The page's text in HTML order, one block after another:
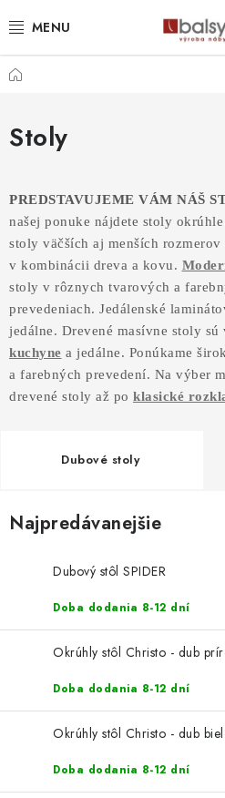
na
AKCIOVÁ PONUKA
AKUSTICKÉ PANELY S
DEKORAČNÉ LAMELY NA STENU
LAMELOVÉ 3D PANELY BIELY
LAMELOVÉ 3D PANELY ČIERNY
LAMELOVÝ OBKLAD S
AKUSTICKÉ 3D PANELY
INTERIÉROVÉ DVERE
PREDEĽOVACIA STENA S
NAJPREDÁVANEJŠIE PRODUKTY
ZÁVESNÉ HOJDACIE KRESLÁ
ZÁHRADNÝ NÁBYTOK
STOLIČKY
Domov
Stoly
PREDSTAVUJEME VÁM NÁŠ
našej ponuke nájdete stoly
stoly väčších aj menších
v kombinácii dreva a kovu.
stoly v rôznych tvarových a
prevedeniach. Jedálenské
jedálne. Drevené masívne stoly
kuchyne a jedálne. Ponúkame
a farebných prevedení. Na výber
drevené stoly až po klasické
Dubové stoly
Najpredávanejšie
Dubový stôl SPIDER
Doba dodania 8-12 dní
Okrúhly stôl Christo - dub
Doba dodania 8-12 dní
Okrúhly stôl Christo - dub
Doba dodania 8-12 dní